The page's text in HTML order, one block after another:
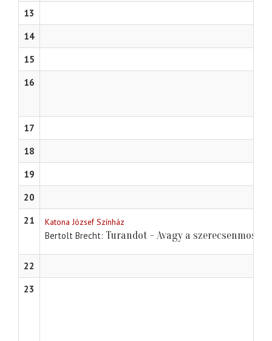
13
14
15
16
17
18
19
20
21
Katona József Színház
Bertolt Brecht Turandot - Avagy a
22
23